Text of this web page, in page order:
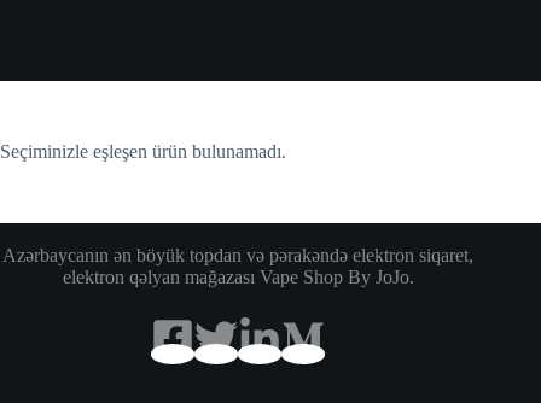
Seçiminizle eşleşen ürün bulunamadı.
Azərbaycanın ən böyük topdan və pərakəndə elektron siqaret,
elektron qəlyan mağazası Vape Shop By JoJo.